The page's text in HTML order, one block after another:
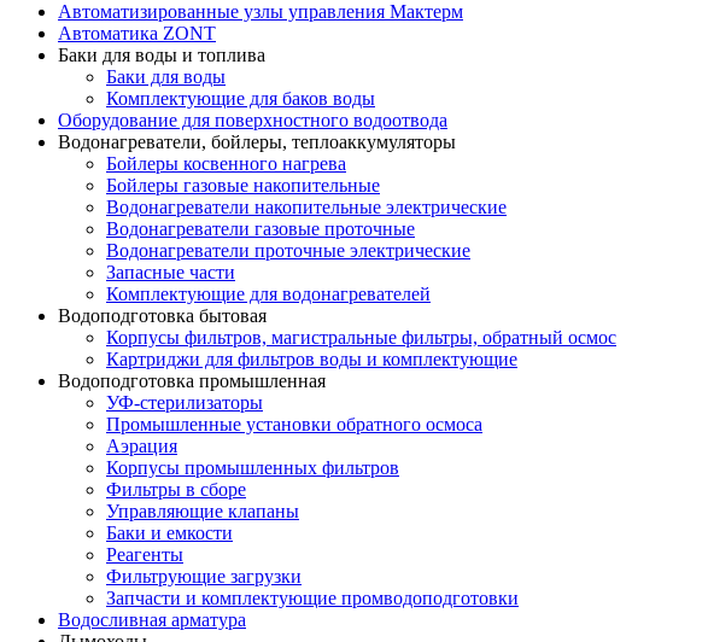
Автоматизированные узлы управления Мактерм
Автоматика ZONT
Баки для воды и топлива
Баки для воды
Комплектующие для баков воды
Оборудование для поверхностного водоотвода
Водонагреватели, бойлеры, теплоаккумуляторы
Бойлеры косвенного нагрева
Бойлеры газовые накопительные
Водонагреватели накопительные электрические
Водонагреватели газовые проточные
Водонагреватели проточные электрические
Запасные части
Комплектующие для водонагревателей
Водоподготовка бытовая
Корпусы фильтров, магистральные фильтры, обратный осмос
Картриджи для фильтров воды и комплектующие
Водоподготовка промышленная
УФ-стерилизаторы
Промышленные установки обратного осмоса
Аэрация
Корпусы промышленных фильтров
Фильтры в сборе
Управляющие клапаны
Баки и емкости
Реагенты
Фильтрующие загрузки
Запчасти и комплектующие промводоподготовки
Водосливная арматура